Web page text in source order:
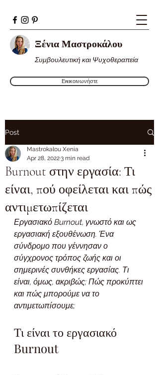
Ξένια Μαστροκάλου
Συμβουλευτική και Ψυχοθεραπεία
Επικοινωνήστε
Post
Burnout στην εργασία: Τι
είναι, πού οφείλεται και πώς
αντιμετωπίζεται
Mastrokalou Xenia
Apr 28, 20223 min read
Εργασιακό Burnout, γνωστό και ως
εργασιακή εξουθένωση. Ένα
σύνδρομο που γέννησαν ο
σύγχρονος τρόπος ζωής και οι
σημερινές συνθήκες εργασίας. Τι
είναι, όμως, ακριβώς; Πώς προκύπτει
και πώς μπορούμε να το
αντιμετωπίσουμε;
Τι είναι το εργασιακό
Burnout